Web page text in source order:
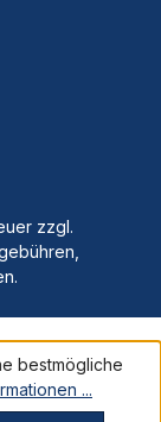
zzgl.
bestmögliche
...